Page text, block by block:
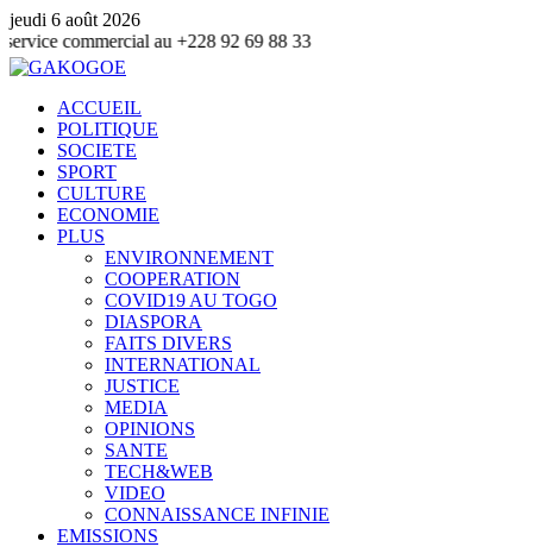
jeudi 6 août 2026
au +228 92 69 88 33
ACCUEIL
POLITIQUE
SOCIETE
SPORT
CULTURE
ECONOMIE
PLUS
ENVIRONNEMENT
COOPERATION
COVID19 AU TOGO
DIASPORA
FAITS DIVERS
INTERNATIONAL
JUSTICE
MEDIA
OPINIONS
SANTE
TECH&WEB
VIDEO
CONNAISSANCE INFINIE
EMISSIONS